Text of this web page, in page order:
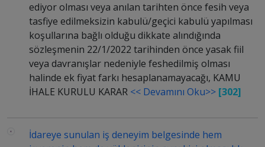
ediyor olması veya anılan tarihten önce fesih veya
tasfiye edilmeksizin kabulü/geçici kabulü yapılması
koşullarına bağlı olduğu dikkate alındığında
sözleşmenin 22/1/2022 tarihinden önce yasak fiil
veya davranışlar nedeniyle feshedilmiş olması
halinde ek fiyat farkı hesaplanamayacağı, KAMU
İHALE KURULU KARAR << Devamını Oku>> [302]
İdareye sunulan iş deneyim belgesinde hem